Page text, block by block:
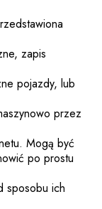
zapis
pojazdy, lub
przez
Mogą być
po prostu
sposobu ich